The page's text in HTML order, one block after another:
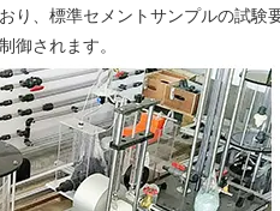
、標準セメントサンプルの試験
御されます。